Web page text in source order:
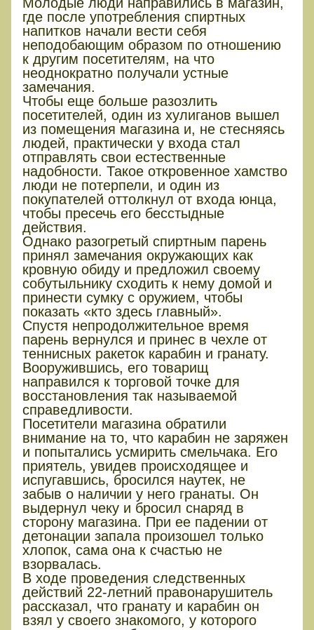
где после употребления спиртных
напитков начали вести себя
неподобающим образом по отношению
к другим посетителям, на что
неоднократно получали устные
замечания.
Чтобы еще больше разозлить
посетителей, один из хулиганов вышел
из помещения магазина и, не стесняясь
людей, практически у входа стал
отправлять свои естественные
надобности. Такое откровенное хамство
люди не потерпели, и один из
покупателей оттолкнул от входа юнца,
чтобы пресечь его бесстыдные
действия.
Однако разогретый спиртным парень
принял замечания окружающих как
кровную обиду и предложил своему
собутыльнику сходить к нему домой и
принести сумку с оружием, чтобы
показать «кто здесь главный».
Спустя непродолжительное время
парень вернулся и принес в чехле от
теннисных ракеток карабин и гранату.
Вооружившись, его товарищ
направился к торговой точке для
восстановления так называемой
справедливости.
Посетители магазина обратили
внимание на то, что карабин не заряжен
и попытались усмирить смельчака. Его
приятель, увидев происходящее и
испугавшись, бросился наутек, не
забыв о наличии у него гранаты. Он
выдернул чеку и бросил снаряд в
сторону магазина. При ее падении от
детонации запала произошел только
хлопок, сама она к счастью не
взорвалась.
В ходе проведения следственных
действий 22-летний правонарушитель
рассказал, что гранату и карабин он
взял у своего знакомого, у которого